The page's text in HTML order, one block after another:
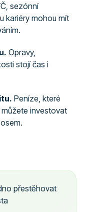
sezónní
kariéry mohou mít
Opravy,
stojí čas i
Peníze, které
investovat
přestěhovat